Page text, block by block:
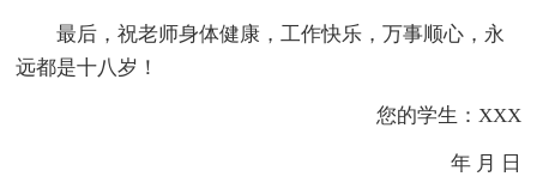
最后，祝老师身体健康，工作快乐，万事顺心，永
远都是十八岁！
您的学生：XXX
年 月 日